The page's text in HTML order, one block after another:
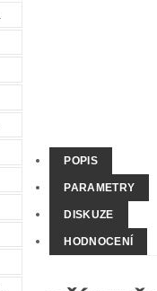
POPIS
PARAMETRY
DISKUZE
HODNOCENÍ